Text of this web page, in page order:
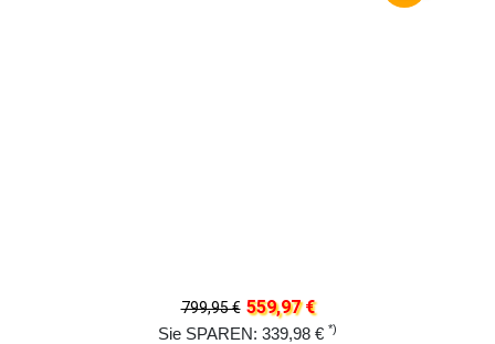
799,95 € 559,97 €
Sie SPAREN: 339,98 € *)